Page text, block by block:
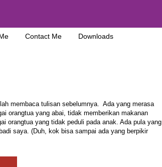
Contact Me Downloads
membacatulisan sebelumnya. Ada yang merasa
orangtua yang abai, tidak memberikan makanan
orangtua yang tidak peduli pada anak. Ada pula yang
saya. (Duh, kok bisa sampai ada yang berpikir